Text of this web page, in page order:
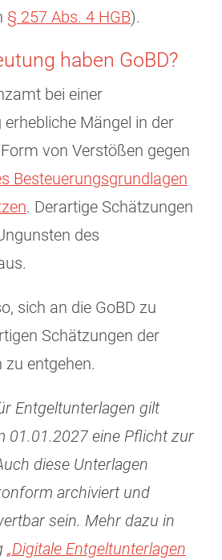
§ 257 Abs. 4 HGB).
haben GoBD?
bei einer
Mängel in der
von Verstößen gegen
Besteuerungsgrundlagen
. Derartige Schätzungen
des
sich an die GoBD zu
Schätzungen der
zu entgehen.
Entgeltunterlagen gilt
01.01.2027 eine Pflicht zur
diese Unterlagen
archiviert und
sein. Mehr dazu in
„Digitale Entgeltunterlagen